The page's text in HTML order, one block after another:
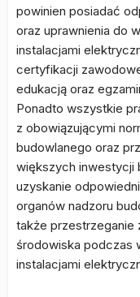
powinien posiadać
oraz uprawnienia do
instalacjami
certyfikacji
edukacją oraz
Ponadto wszystkie
z obowiązującymi
budowlanego oraz
większych inwestycji
uzyskanie
organów nadzoru
także
środowiska podczas
instalacjami